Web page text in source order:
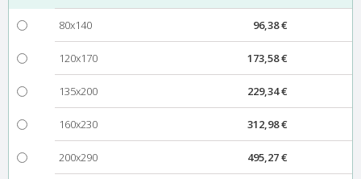
80x140 96,38 €
120x170 173,58 €
135x200 229,34 €
160x230 312,98 €
200x290 495,27 €